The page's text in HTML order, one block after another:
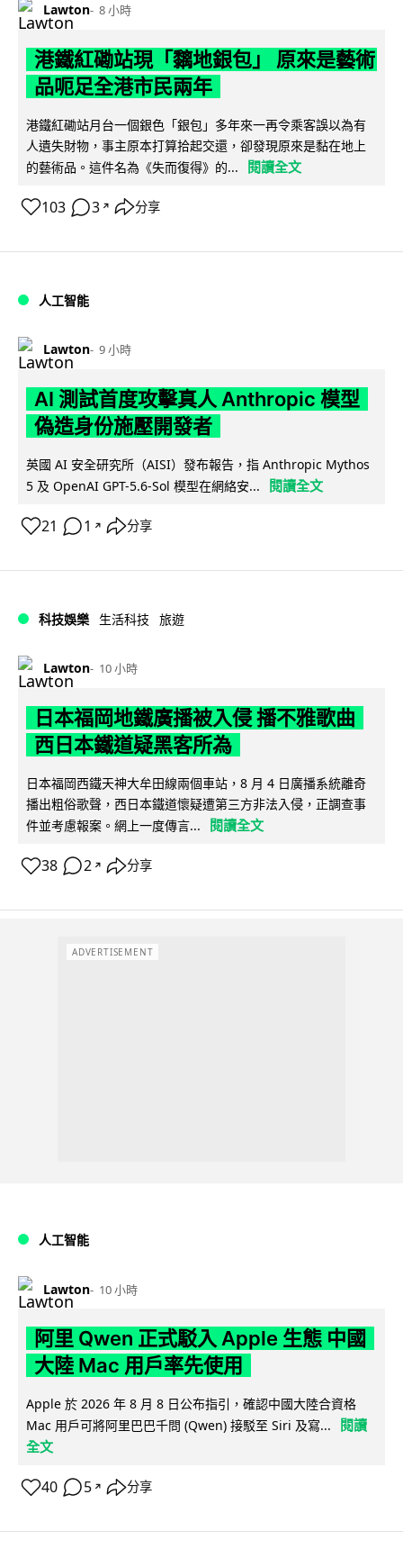
Lawton 8 小時
港鐵紅磡站現「黐地銀包」 原來是藝術
品呃足全港市民兩年
港鐵紅磡站月台一個銀色「銀包」多年來一再令乘客誤以為有
人遺失財物，事主原本打算拾起交還，卻發現原來是黏在地上
的藝術品。這件名為《失而復得》的...
閱讀全文
103 3 ↗ 分享
人工智能
Lawton 9 小時
AI 測試首度攻擊真人 Anthropic 模型
偽造身份施壓開發者
英國 AI 安全研究所（AISI）發布報告，指 Anthropic Mythos
5 及 OpenAI GPT-5.6-Sol 模型在網絡安...
閱讀全文
21 1 ↗ 分享
科技娛樂 生活科技 旅遊
Lawton 10 小時
日本福岡地鐵廣播被入侵 播不雅歌曲
西日本鐵道疑黑客所為
日本福岡西鐵天神大牟田線兩個車站，8 月 4 日廣播系統離奇
播出粗俗歌聲，西日本鐵道懷疑遭第三方非法入侵，正調查事
件並考慮報案。網上一度傳言...
閱讀全文
38 2 ↗ 分享
ADVERTISEMENT
人工智能
Lawton 10 小時
阿里 Qwen 正式駁入 Apple 生態 中國
大陸 Mac 用戶率先使用
Apple 於 2026 年 8 月 8 日公布指引，確認中國大陸合資格
Mac 用戶可將阿里巴巴千問 (Qwen) 接駁至 Siri 及寫...
閱讀
全文
40 5 ↗ 分享